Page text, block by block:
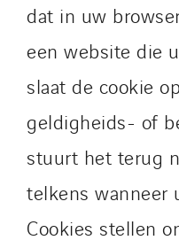
dat in uw
een website die
slaat de cookie
geldigheids- of
stuurt het terug
telkens wanneer
Cookies stellen